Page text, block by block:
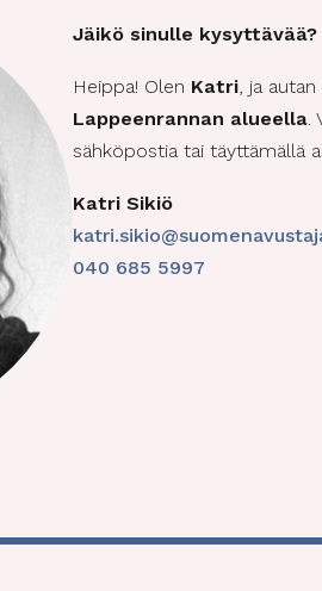
väärinkäytösten
korjaaminen,
jakelu.
Jäikö sinulle kysyttävää?
Heippa! Olen Katri, ja autan
Lappeenrannan alueella.
sähköpostia tai täyttämällä
Katri Sikiö
040 685 5997